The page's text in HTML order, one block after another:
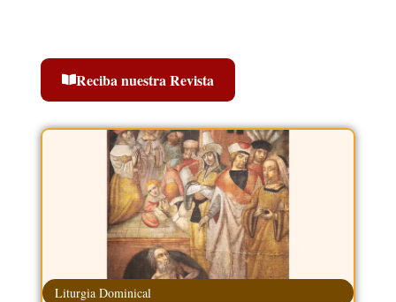
Reciba nuestra Revista
Liturgia Dominical